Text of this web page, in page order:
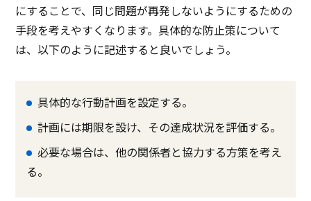
にすることで、同じ問題が再発しないようにするための
手段を考えやすくなります。具体的な防止策について
は、以下のように記述すると良いでしょう。
具体的な行動計画を設定する。
計画には期限を設け、その達成状況を評価する。
必要な場合は、他の関係者と協力する方策を考え
る。